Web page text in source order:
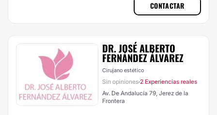
CONTACTAR
DR. JOSÉ ALBERTO
FERNÁNDEZ ÁLVAREZ
Cirujano estético
Sin opiniones·2 Experiencias reales
Av. De Andalucía 79, Jerez de la
Frontera